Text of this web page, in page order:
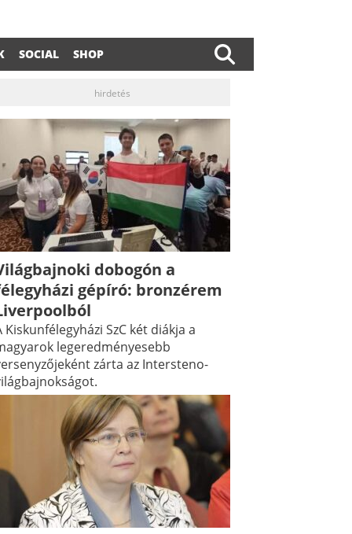
SOCIAL SHOP
hirdetés
dobogón a
gépíró: bronzérem
Kiskunfélegyházi SzC két diákja a
legeredményesebb
zárta az Intersteno-